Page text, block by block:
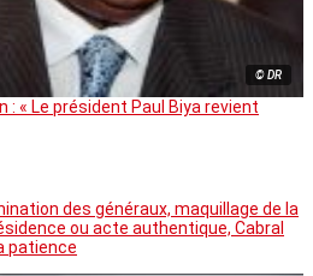
© DR
: « Le président Paul Biya revient
des généraux, maquillage de la
ou acte authentique, Cabral
patience